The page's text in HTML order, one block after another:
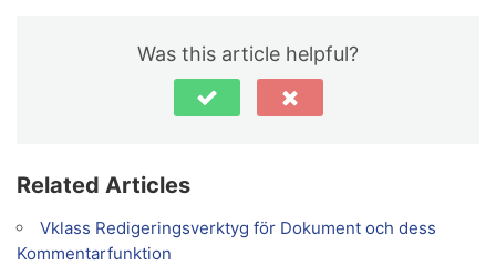
Was this article helpful?
Related Articles
Vklass Redigeringsverktyg för Dokument och dess
Kommentarfunktion